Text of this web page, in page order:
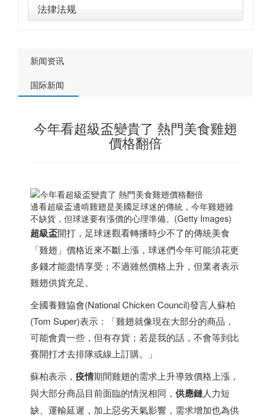
法律法规
新闻资讯
国际新闻
今年看超級盃變貴了 熱門美食雞翅
價格翻倍
邊看超級盃邊啃雞翅是美國足球迷的傳統，今年雞翅雖
不缺貨，但球迷要有漲價的心理準備。(Getty Images)
超級盃開打，足球迷觀看轉播時少不了的傳統美食
「雞翅」價格近來不斷上漲，球迷們今年可能須花更
多錢才能盡情享受；不過雖然價格上升，但業者表示
雞翅供貨充足。
全國養雞協會(National Chicken Council)發言人蘇柏
(Tom Super)表示：「雞翅就像現在大部分的商品，
可能會貴一些，但有存貨；若是我的話，不會等到比
賽開打才去排隊或線上訂購。」
蘇柏表示， 疫情期間雞翅的需求上升導致價格上漲，
與大部分商品目前面臨的情況相同， 供應鏈人力短
缺、運輸延遲，加上惡劣天氣影響，需求增加也為供